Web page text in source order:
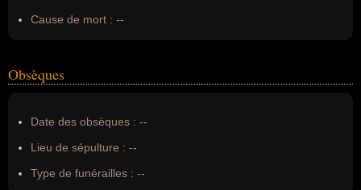
Cause de mort : --
Obsèques
Date des obsèques : --
Lieu de sépulture : --
Type de funérailles : --